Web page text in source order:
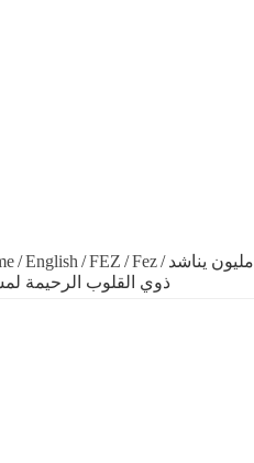
/English /FEZ /Fez/ نداء انساني..متقاعد يعاني احتجاز راتبه وعليه دين بقيمة 8 مليون يناشد
ذوي القلوب الرحيمة